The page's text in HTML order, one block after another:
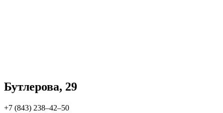
Бутлерова, 29
+7 (843) 238‒42‒50